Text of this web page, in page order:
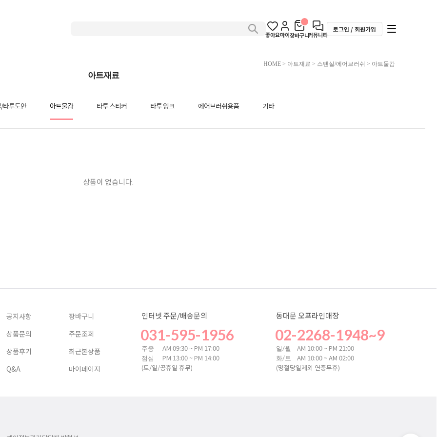
좋아요마이장바구니커뮤니티
로그인 / 회원가입
HOME> 아트재료 > 스텐실/에어브러쉬 > 아트물감
아트재료
타투도안 아트물감 타투 스티커 타투 잉크 에어브러쉬용품 기타
상품이 없습니다.
공지사항
상품문의
상품후기
Q&A
장바구니
주문조회
최근본상품
마이페이지
인터넷 주문/배송문의
031-595-1956
주중 AM 09:30 ~ PM 17:00
점심
PM 13:00 ~ PM 14:00
(토/일/공휴일 휴무)
동대문 오프라인매장
02-2268-1948~9
일/월 AM 10:00 ~ PM 21:00
화/토
AM 10:00 ~ AM 02:00
(명절당일제외 연중무휴)